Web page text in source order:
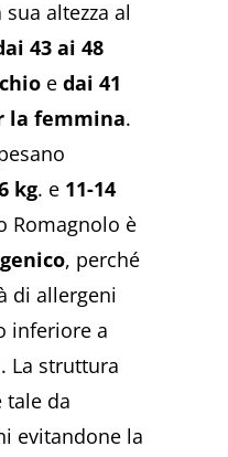
altezza al
43 ai 48
edai 41
la femmina.
kg. e 11-14
Romagnolo è
, perché
di allergeni
inferiore a
La struttura
tale da
evitandone la